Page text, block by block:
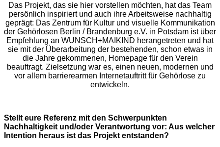
Das Projekt, das sie hier vorstellen möchten, hat das Team
persönlich inspiriert und auch ihre Arbeitsweise nachhaltig
geprägt: Das Zentrum für Kultur und visuelle Kommunikation
der Gehörlosen Berlin / Brandenburg e.V. in Potsdam ist über
Empfehlung an WUNSCH+MAIKIND herangetreten und hat
sie mit der Überarbeitung der bestehenden, schon etwas in
die Jahre gekommenen, Homepage für den Verein
beauftragt. Zielsetzung war es, einen neuen, modernen und
vor allem barrierearmen Internetauftritt für Gehörlose zu
entwickeln.
Stellt eure Referenz mit den Schwerpunkten
Nachhaltigkeit und/oder Verantwortung vor: Aus welcher
Intention heraus ist das Projekt entstanden?